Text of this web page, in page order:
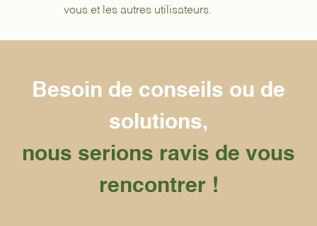
vous et les autres utilisateurs.
Besoin de conseils ou de
solutions,
nous serions ravis de vous
rencontrer !